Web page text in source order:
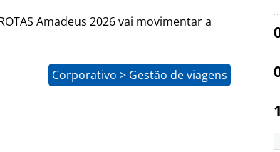
Amadeus 2026 vai movimentar a
Corporativo > Gestão de viagens